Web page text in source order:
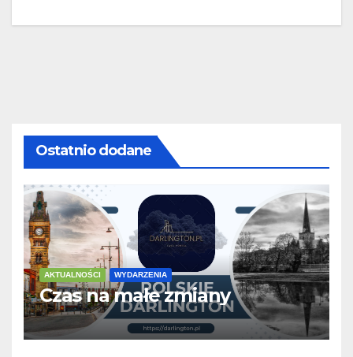
Ostatnio dodane
AKTUALNOŚCI WYDARZENIA
Czas na małe zmiany